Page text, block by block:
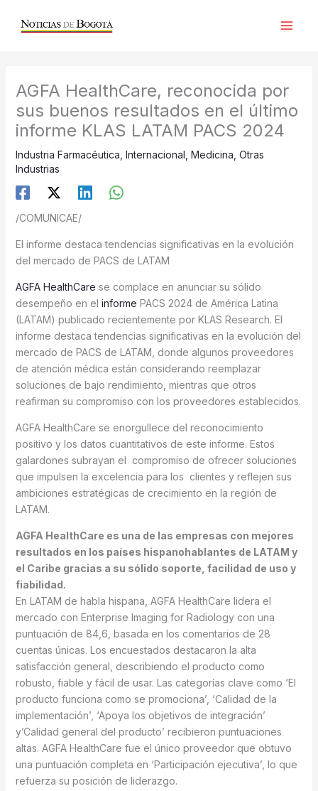
AGFA HealthCare, reconocida por
sus buenos resultados en el último
informe KLAS LATAM PACS 2024
Industria Farmacéutica Internacional Medicina Otras
Industrias
/COMUNICAE/
El informe destaca tendencias significativas en la evolución
del mercado de PACS de LATAM
AGFA HealthCare se complace en anunciar su sólido
desempeño en el informe PACS 2024 de América Latina
(LATAM) publicado recientemente por KLAS Research. El
informe destaca tendencias significativas en la evolución del
mercado de PACS de LATAM, donde algunos proveedores
de atención médica están considerando reemplazar
soluciones de bajo rendimiento, mientras que otros
reafirman su compromiso con los proveedores establecidos.
AGFA HealthCare se enorgullece del reconocimiento
positivo y los datos cuantitativos de este informe. Estos
galardones subrayan el compromiso de ofrecer soluciones
que impulsen la excelencia para los clientes y reflejen sus
ambiciones estratégicas de crecimiento en la región de
LATAM.
AGFA HealthCare es una de las empresas con mejores
resultados en los países hispanohablantes de LATAM y
el Caribe gracias a su sólido soporte, facilidad de uso y
fiabilidad.
En LATAM de habla hispana, AGFA HealthCare lidera el
mercado con Enterprise Imaging for Radiology con una
puntuación de 84,6, basada en los comentarios de 28
cuentas únicas. Los encuestados destacaron la alta
satisfacción general, describiendo el producto como
robusto, fiable y fácil de usar. Las categorías clave como ‘El
producto funciona como se promociona’, ‘Calidad de la
implementación’, ‘Apoya los objetivos de integración’
y’Calidad general del producto’ recibieron puntuaciones
altas. AGFA HealthCare fue el único proveedor que obtuvo
una puntuación completa en ‘Participación ejecutiva’, lo que
refuerza su posición de liderazgo.